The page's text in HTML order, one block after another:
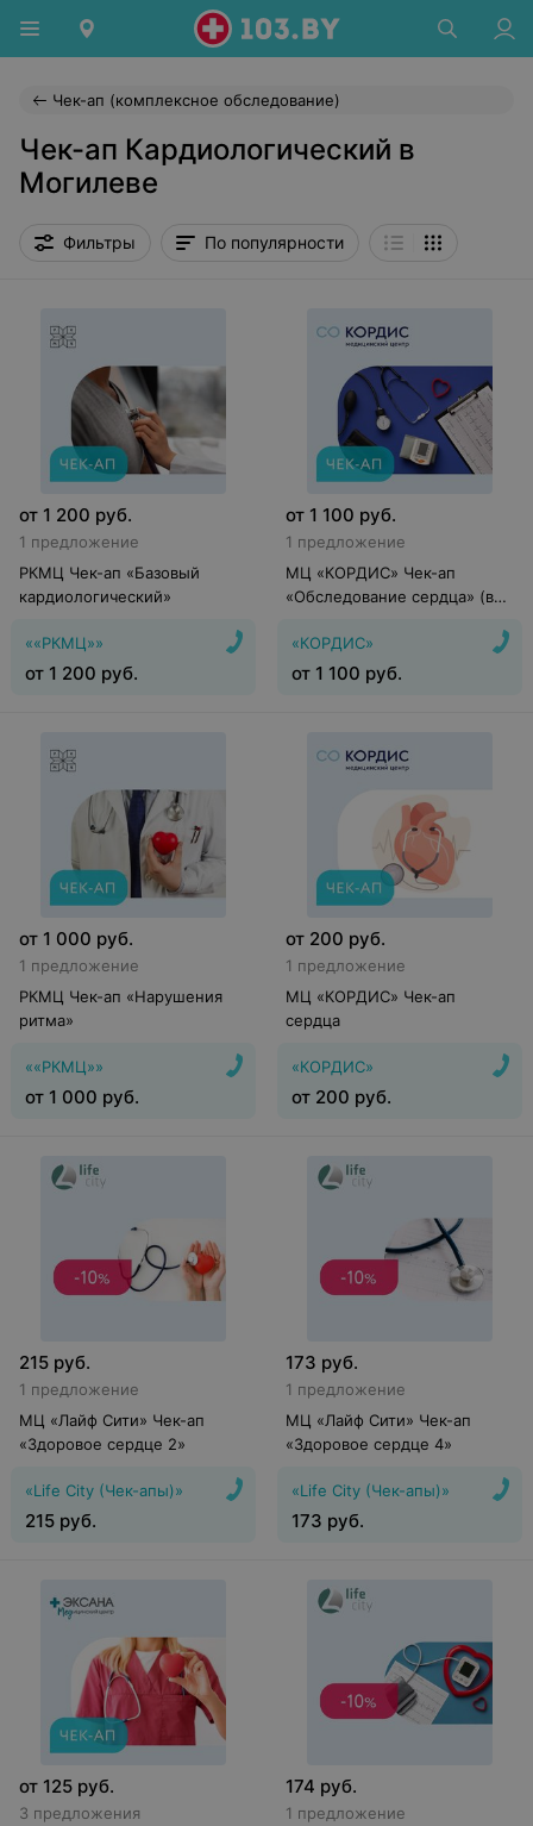
Чек-ап (комплексное обследование)
Чек-ап Кардиологический в
Могилеве
Фильтры По популярности
от 1 200 руб.
1 предложение
РКМЦ Чек-ап «Базовый
кардиологический»
««РКМЦ»»
от 1 200 руб.
от 1 100 руб.
1 предложение
МЦ «КОРДИС» Чек-ап
«Обследование сердца» (в
«КОРДИС»
от 1 100 руб.
от 1 000 руб.
1 предложение
РКМЦ Чек-ап «Нарушения
ритма»
««РКМЦ»»
от 1 000 руб.
от 200 руб.
1 предложение
МЦ «КОРДИС» Чек-ап
сердца
«КОРДИС»
от 200 руб.
215 руб.
1 предложение
МЦ «Лайф Сити» Чек-ап
«Здоровое сердце 2»
«Life City (Чек-апы)»
215 руб.
173 руб.
1 предложение
МЦ «Лайф Сити» Чек-ап
«Здоровое сердце 4»
«Life City (Чек-апы)»
173 руб.
от 125 руб.
3 предложения
174 руб.
1 предложение